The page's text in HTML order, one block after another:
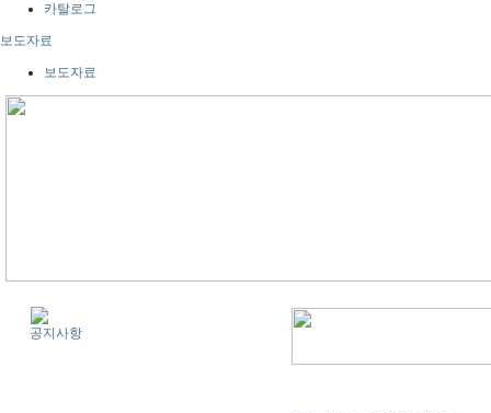
카탈로그
보도자료
보도자료
공지사항